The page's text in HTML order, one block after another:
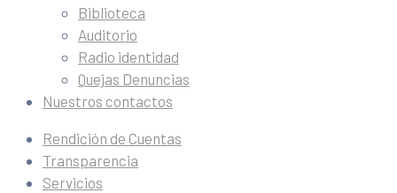
Biblioteca
Auditorio
Radio identidad
Quejas Denuncias
Nuestros contactos
Rendición de Cuentas
Transparencia
Servicios